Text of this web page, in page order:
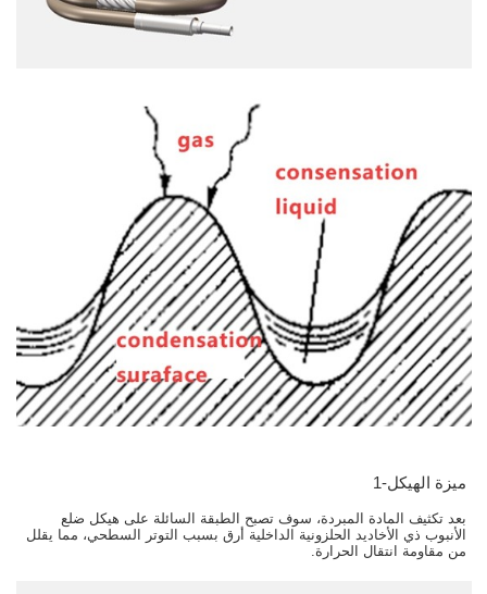
ميزة الهيكل-1
بعد تكثيف المادة المبردة، سوف تصبح الطبقة السائلة على هيكل ضلع
الأنبوب ذي الأخاديد الحلزونية الداخلية أرق بسبب التوتر السطحي، مما يقلل
من مقاومة انتقال الحرارة.